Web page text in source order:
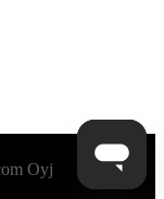
Oyj